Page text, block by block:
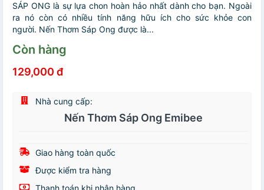
SÁP ONG là sự lựa chon hoàn hảo nhất dành cho bạn. Ngoài
ra nó còn có nhiều tính năng hữu ích cho sức khỏe con
người. Nến Thơm Sáp Ong được là...
Còn hàng
129,000 đ
Nhà cung cấp:
Nến Thơm Sáp Ong Emibee
Giao hàng toàn quốc
Được kiểm tra hàng